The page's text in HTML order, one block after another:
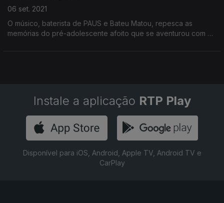
06 set. 2021
O músico, baterista de PAUS e Bateu Matou, repesca as
memórias do pré-adolescente afoito que se aventurou com o
Instale a aplicação RTP Play
Disponível para iOS, Android, Apple TV, Android TV e
CarPlay